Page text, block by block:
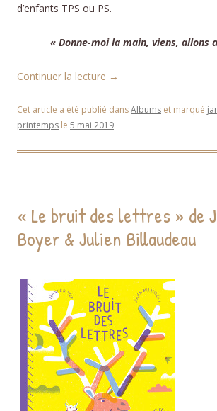
d’enfants TPS ou PS.
« Donne-moi la main, viens, allons
Continuer la lecture →
Cet article a été publié dansAlbums et marqué
printemps le 5 mai 2019.
« Le bruit des lettres » de
Boyer & Julien Billaudeau